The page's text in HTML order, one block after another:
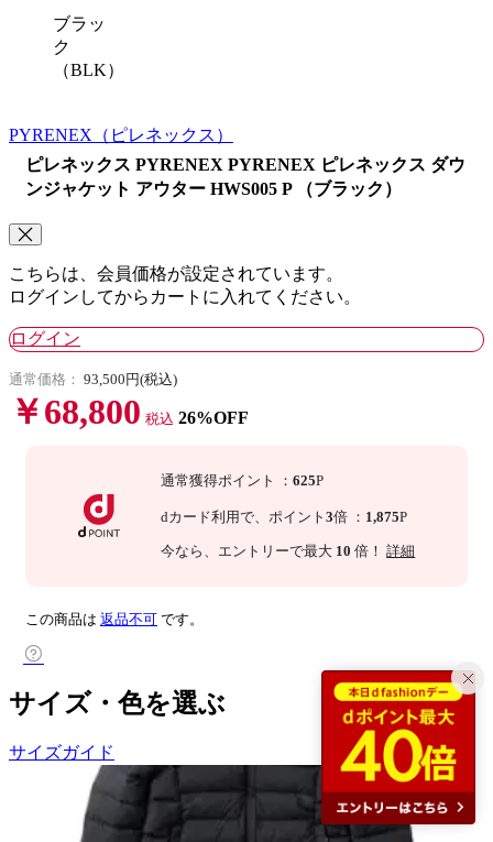
ブラッ
ク
（BLK）
PYRENEX （ピレネックス）
ピレネックス PYRENEX PYRENEX ピレネックス ダウ
ンジャケット アウター HWS005 P （ブラック）
こちらは、会員価格が設定されています。
ログインしてからカートに入れてください。
ログイン
通常価格： 93,500円(税込)
￥68,800 税込 26%OFF
通常獲得ポイント ：625P
dカード利用で、 ポイント3倍 ： 1,875P
今なら 、エントリーで最大 10 倍！詳細
この商品は 返品不可 です。
サイズ・色を選ぶ
サイズガイド